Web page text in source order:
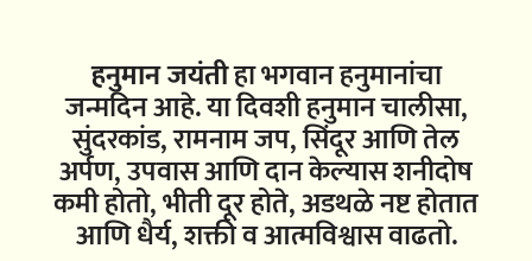
हनुमान जयंतीहा भगवान हनुमानांचा
जन्मदिन आहे. या दिवशी हनुमान चालीसा,
सुंदरकांड, रामनाम जप, सिंदूर आणि तेल
अर्पण, उपवास आणि दान केल्यास शनीदोष
कमी होतो, भीती दूर होते, अडथळे नष्ट होतात
आणि धैर्य, शक्ती व आत्मविश्वास वाढतो.